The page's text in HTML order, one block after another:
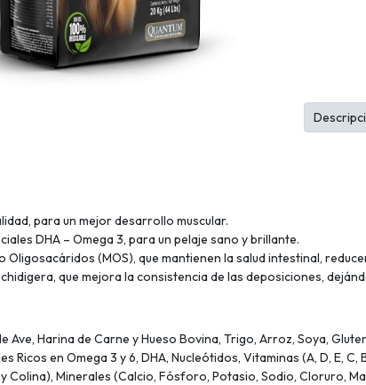
para un mejor desarrollo muscular.
DHA – Omega 3, para un pelaje sano y brillante.
Oligosacáridos (MOS), que mantienen la salud intestinal,
que mejora la consistencia de las deposiciones,
Ave, Harina de Carne y Hueso Bovina, Trigo, Arroz, Soya,
Ricos en Omega 3 y 6, DHA, Nucleótidos, Vitaminas (A, D, E,
Colina), Minerales (Calcio, Fósforo, Potasio, Sodio, Cloruro,